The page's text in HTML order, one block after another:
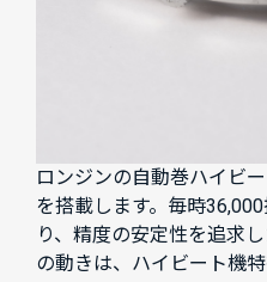
ロンジンの自動巻ハイビ
を搭載します。毎時
り、精度の安定性を追求
の動きは、ハイビート機特